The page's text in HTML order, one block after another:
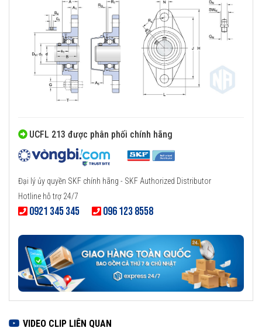
UCFL 213 được phân phối chính hãng
Đại lý ủy quyền SKF chính hãng - SKF Authorized Distributor
Hotline hỗ trợ 24/7
0921 345 345 096 123 8558
VIDEO CLIP LIÊN QUAN